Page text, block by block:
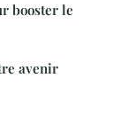
booster le
avenir